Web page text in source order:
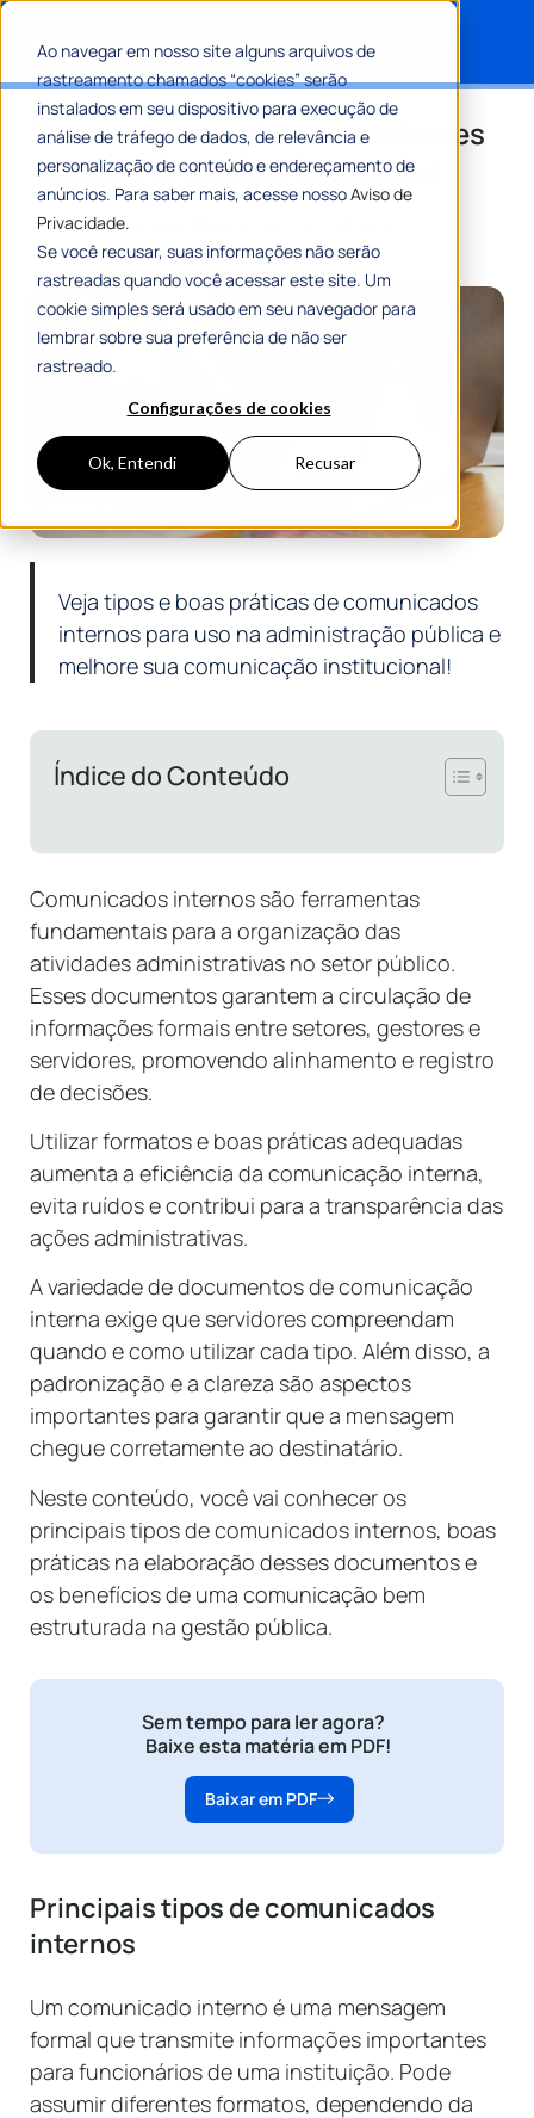
Ao navegar em nosso site alguns arquivos de
rastreamento chamados “cookies” serão
instalados em seu dispositivo para execução de
análise de tráfego de dados, de relevância e
personalização de conteúdo e endereçamento de
anúncios. Para saber mais, acesse nossoAviso de
Privacidade.
Se você recusar, suas informações não serão
rastreadas quando você acessar este site. Um
cookie simples será usado em seu navegador para
lembrar sobre sua preferência de não ser
rastreado.
Configurações de cookies
Ok, Entendi Recusar
Comunicados internos: melhores
práticas e modelos essenciais
PorEquipe Editorial 1Doc
9 Min De Leitura
Veja tipos e boas práticas de comunicados
internos para uso na administração pública e
melhore sua comunicação institucional!
Índice do Conteúdo
Comunicados internos são ferramentas
fundamentais para a organização das
atividades administrativas no setor público.
Esses documentos garantem a circulação de
informações formais entre setores, gestores e
servidores, promovendo alinhamento e registro
de decisões.
Utilizar formatos e boas práticas adequadas
aumenta a eficiência da comunicação interna,
evita ruídos e contribui para a transparência das
ações administrativas.
A variedade de documentos de comunicação
interna exige que servidores compreendam
quando e como utilizar cada tipo. Além disso, a
padronização e a clareza são aspectos
importantes para garantir que a mensagem
chegue corretamente ao destinatário.
Neste conteúdo, você vai conhecer os
principais tipos de comunicados internos, boas
práticas na elaboração desses documentos e
os benefícios de uma comunicação bem
estruturada na gestão pública.
Sem tempo para ler agora?
Baixe esta matéria em PDF!
Baixar em PDF
Principais tipos de comunicados
internos
Um comunicado interno é uma mensagem
formal que transmite informações importantes
para funcionários de uma instituição. Pode
assumir diferentes formatos, dependendo da